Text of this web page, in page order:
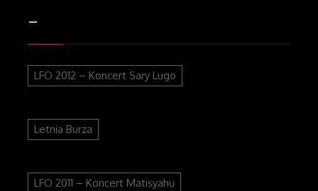
–
LFO 2012 – Koncert Sary Lugo
Letnia Burza
LFO 2011 – Koncert Matisyahu